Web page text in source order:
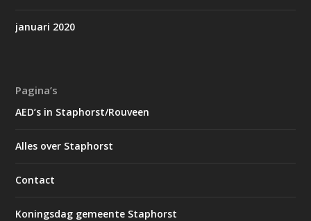
januari 2020
Pagina’s
AED’s in Staphorst/Rouveen
Alles over Staphorst
Contact
Koningsdag gemeente Staphorst